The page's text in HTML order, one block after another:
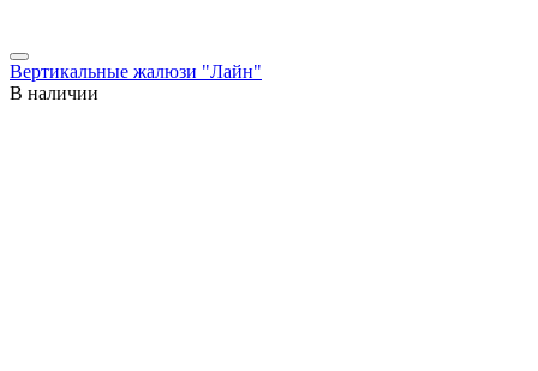
Вертикальные жалюзи "Лайн"
В наличии